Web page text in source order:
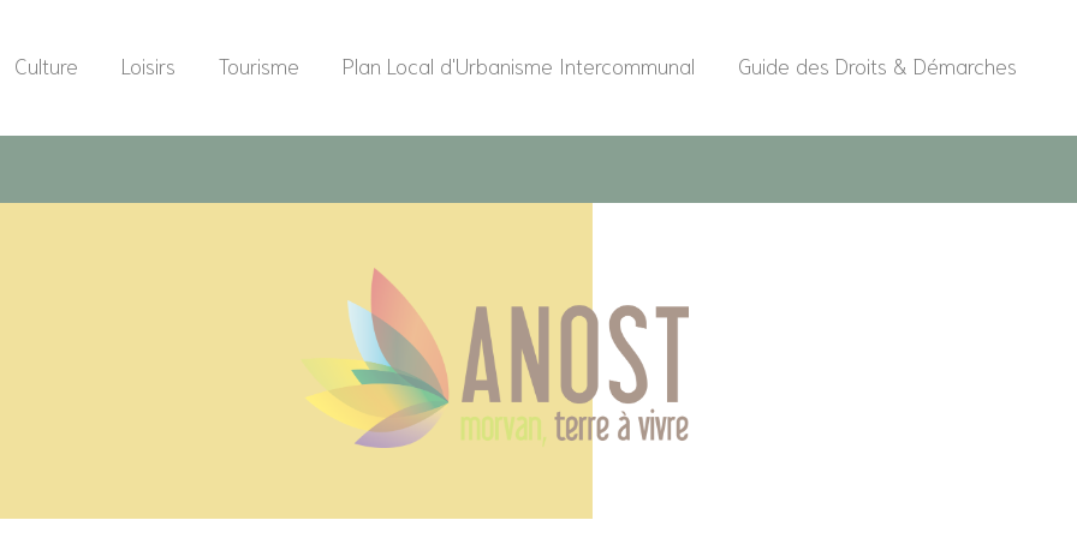
Culture Loisirs Tourisme Plan Local d'Urbanisme Intercommunal Guide des Droits & Démarches